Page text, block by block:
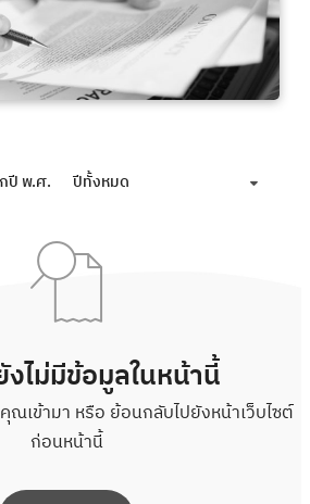
ปี พ.ศ. ปีทั้งหมด
ไม่มีข้อมูลในหน้านี้
เข้ามา หรือ ย้อนกลับไปยังหน้าเว็บไซต์
ก่อนหน้านี้